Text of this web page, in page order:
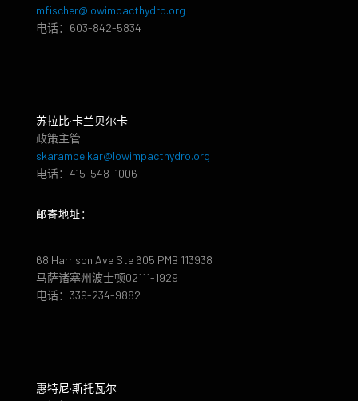
mfischer@lowimpacthydro.org
电话：603-842-5834
苏拉比·卡兰贝尔卡
政策主管
skarambelkar@lowimpacthydro.org
电话：415-548-1006
邮寄地址：
68 Harrison Ave Ste 605 PMB 113938
马萨诸塞州波士顿02111-1929
电话：339-234-9882
惠特尼·斯托瓦尔